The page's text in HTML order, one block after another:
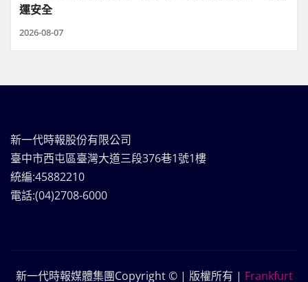
運安全
2026-08-07
新一代時報股份有限公司
臺中市西屯區臺灣大道三段376巷1號1樓
統編:45882210
電話:(04)2708-6000
新一代時報媒體集團Copyright © | 版權所有 | Frankfurt